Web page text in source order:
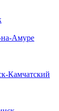
Амуре
Камчатский